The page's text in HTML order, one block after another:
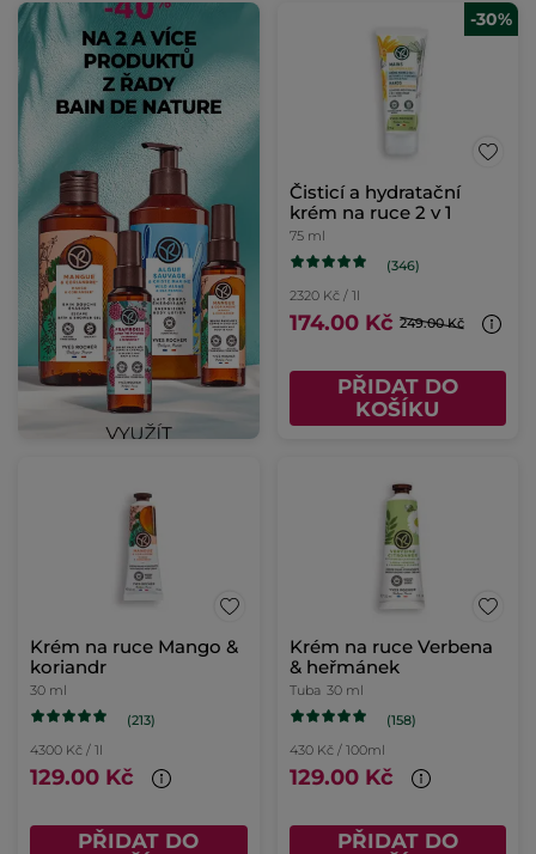
-30%
Čisticí a hydratační
krém na ruce 2 v 1
75 ml
(346)
2320 Kč / 1l
174.00 Kč 249.00 Kč
PŘIDAT DO
KOŠÍKU
Krém na ruce Mango &
koriandr
30 ml
(213)
4300 Kč / 1l
129.00 Kč
PŘIDAT DO
Krém na ruce Verbena
& heřmánek
Tuba 30 ml
(158)
430 Kč / 100ml
129.00 Kč
PŘIDAT DO